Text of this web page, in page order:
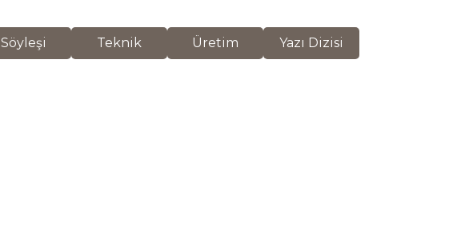
Söyleşi Teknik Üretim Yazı Dizisi